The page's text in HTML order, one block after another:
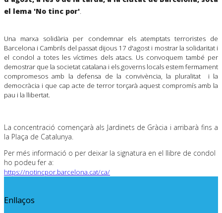
el lema 'No tinc por'.
Una marxa solidària per condemnar els atemptats terroristes de
Barcelona i Cambrils del passat dijous 17 d'agost i mostrar la solidaritat i
el condol a totes les víctimes dels atacs. Us convoquem també per
demostrar que la societat catalana i els governs locals estem fermament
compromesos amb la defensa de la convivència, la pluralitat i la
democràcia i que cap acte de terror torçarà aquest compromís amb la
pau i la llibertat.
La concentració començarà als Jardinets de Gràcia i arribarà fins a
la Plaça de Catalunya.
Per més informació o per deixar la signatura en el llibre de condol
ho podeu fer a:
https://notincpor.barcelona.cat/ca/
Enllaços